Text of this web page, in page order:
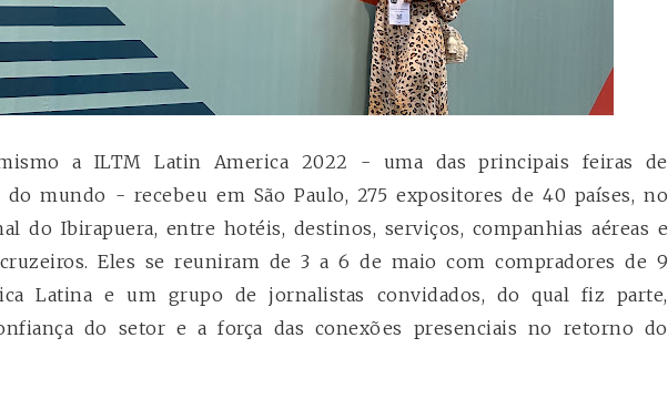
a ILTM Latin America 2022 - uma das principais feiras de
mundo - recebeu em São Paulo, 275 expositores de 40 países, no
do Ibirapuera, entre hotéis, destinos, serviços, companhias aéreas e
Eles se reuniram de 3 a 6 de maio com compradores de 9
Latina e um grupo de jornalistas convidados, do qual fiz parte,
do setor e a força das conexões presenciais no retorno do